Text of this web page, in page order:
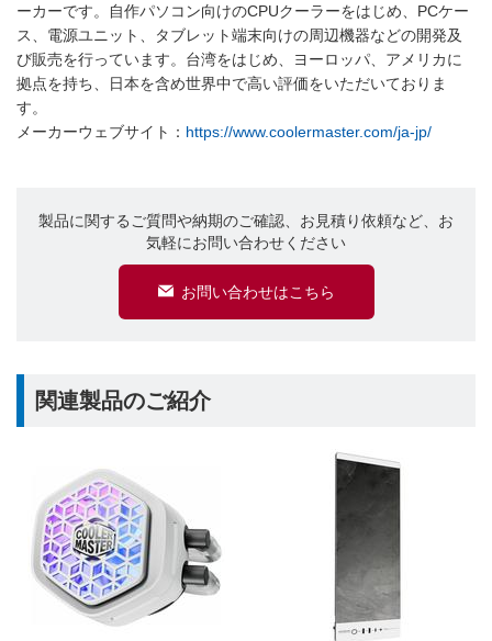
ーカーです。自作パソコン向けのCPUクーラーをはじめ、PCケー
ス、電源ユニット、タブレット端末向けの周辺機器などの開発及
び販売を行っています。台湾をはじめ、ヨーロッパ、アメリカに
拠点を持ち、日本を含め世界中で高い評価をいただいておりま
す。
メーカーウェブサイト： https://www.coolermaster.com/ja-jp/
製品に関するご質問や納期のご確認、お見積り依頼など、お
気軽にお問い合わせください
お問い合わせはこちら
関連製品のご紹介